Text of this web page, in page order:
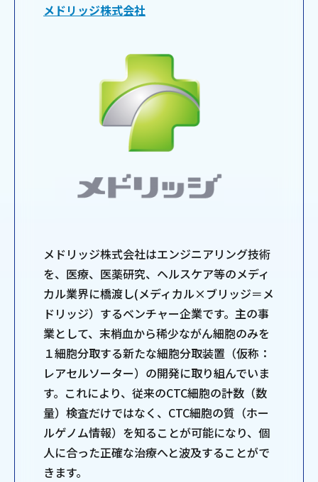
メドリッジ株式会社
メドリッジ株式会社はエンジニアリング技術
を、医療、医薬研究、ヘルスケア等のメディ
カル業界に橋渡し(メディカル×ブリッジ＝メ
ドリッジ）するベンチャー企業です。主の事
業として、末梢血から稀少ながん細胞のみを
１細胞分取する新たな細胞分取装置（仮称：
レアセルソーター）の開発に取り組んでいま
す。これにより、従来のCTC細胞の計数（数
量）検査だけではなく、CTC細胞の質（ホー
ルゲノム情報）を知ることが可能になり、個
人に合った正確な治療へと波及することがで
きます。